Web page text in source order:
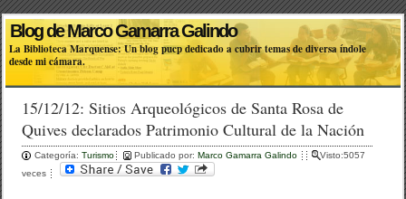
Blog de Marco Gamarra Galindo
La Biblioteca Marquense: Un blog pucp dedicado a cubrir temas de diversa índole
desde mi cámara.
15/12/12: Sitios Arqueológicos de Santa Rosa de
Quives declarados Patrimonio Cultural de la Nación
Categoría:Turismo Publicado por:Marco Gamarra Galindo
Visto:5057
veces